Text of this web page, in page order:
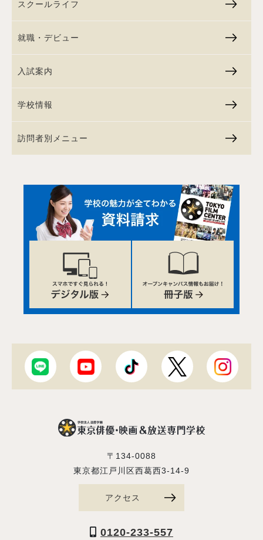
スクールライフ
就職・デビュー
入試案内
学校情報
訪問者別メニュー
〒134-0088
東京都江戸川区西葛西3-14-9
アクセス
0120-233-557